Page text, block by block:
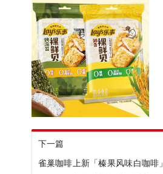
下一篇
雀巢咖啡上新「榛果风味白咖啡」